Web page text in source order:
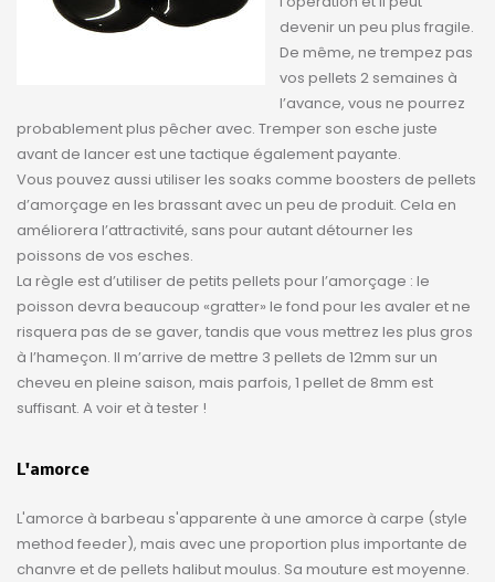
devenir un peu plus fragile.
De même, ne trempez pas
vos pellets 2 semaines à
l’avance, vous ne pourrez
probablement plus pêcher avec. Tremper son esche juste
avant de lancer est une tactique également payante.
Vous pouvez aussi utiliser les soaks comme boosters de pellets
d’amorçage en les brassant avec un peu de produit. Cela en
améliorera l’attractivité, sans pour autant détourner les
poissons de vos esches.
La règle est d’utiliser de petits pellets pour l’amorçage : le
poisson devra beaucoup «gratter» le fond pour les avaler et ne
risquera pas de se gaver, tandis que vous mettrez les plus gros
à l’hameçon. Il m’arrive de mettre 3 pellets de 12mm sur un
cheveu en pleine saison, mais parfois, 1 pellet de 8mm est
suffisant. A voir et à tester !
L'amorce
L'amorce à barbeau s'apparente à une amorce à carpe (style
method feeder), mais avec une proportion plus importante de
chanvre et de pellets halibut moulus. Sa mouture est moyenne.